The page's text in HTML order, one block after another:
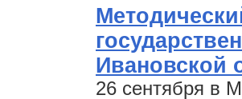
Ивановской
26 сентября в